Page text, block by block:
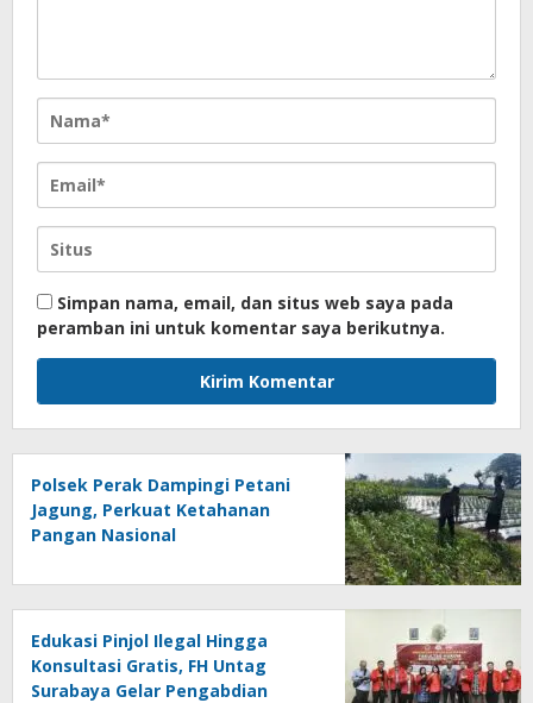
Simpan nama, email, dan situs web saya pada
peramban ini untuk komentar saya berikutnya.
Polsek Perak Dampingi Petani
Jagung, Perkuat Ketahanan
Pangan Nasional
Edukasi Pinjol Ilegal Hingga
Konsultasi Gratis, FH Untag
Surabaya Gelar Pengabdian